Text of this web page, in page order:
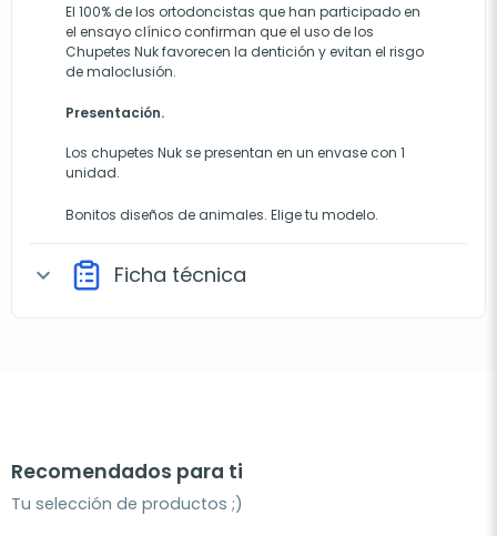
El 100% de los ortodoncistas que han participado en
el ensayo clínico confirman que el uso de los
Chupetes Nuk favorecen la dentición y evitan el risgo
de maloclusión.
Presentación.
Los chupetes Nuk se presentan en un envase con 1
unidad.
Bonitos diseños de animales. Elige tu modelo.
expand_more Ficha técnica
Recomendados para ti
Tu selección de productos ;)